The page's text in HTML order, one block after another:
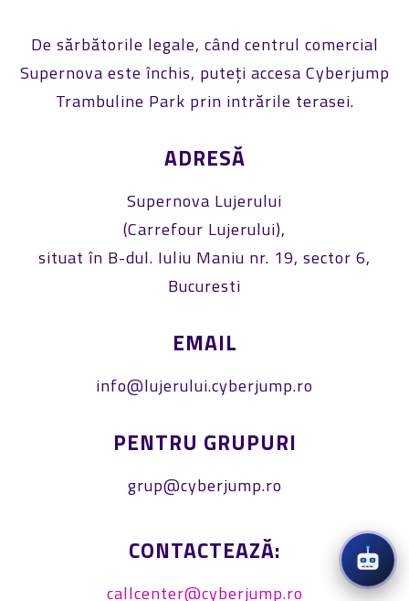
De sărbătorile legale, când centrul comercial
Supernova este închis, puteți accesa Cyberjump
Trambuline Park prin intrările terasei.
ADRESĂ
Supernova Lujerului
(Carrefour Lujerului),
situat în B-dul. Iuliu Maniu nr. 19, sector 6,
Bucuresti
EMAIL
info@lujerului.cyberjump.ro
PENTRU GRUPURI
grup@cyberjump.ro
CONTACTEAZĂ:
callcenter@cyberjump.ro